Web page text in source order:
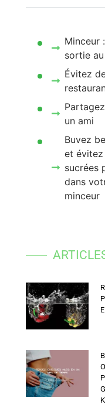
Minceur
sortie
Évitez
un ami
Buvez
et évitez
sucrées
dans
minceur